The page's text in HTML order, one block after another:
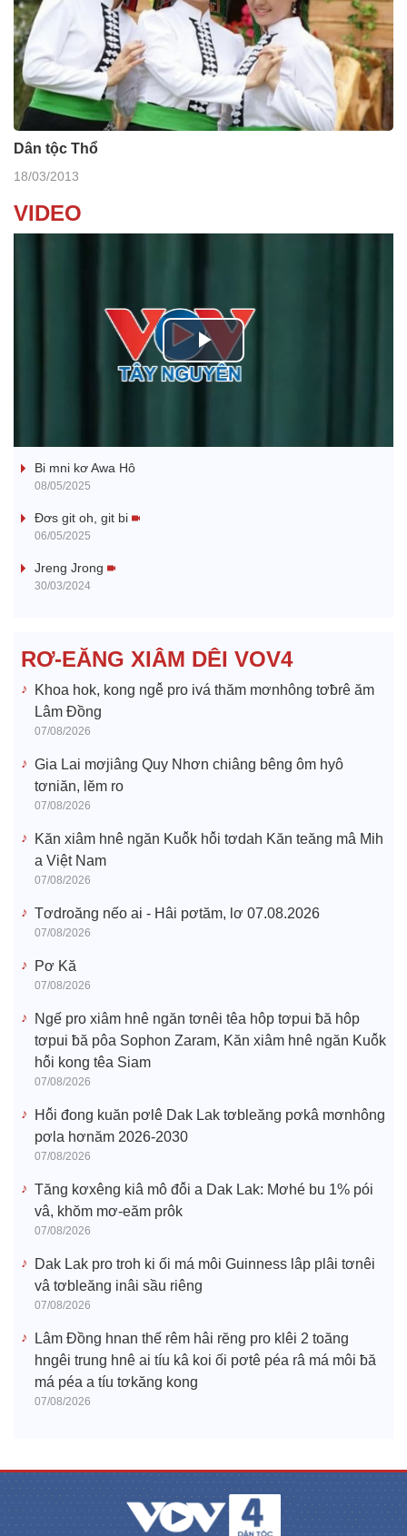
Dân tộc Thổ
18/03/2013
VIDEO
P
a
e
o
Bi mni kơ Awa Hô
08/05/2025
Đơs git oh, git bi
06/05/2025
Jreng Jrong
30/03/2024
RƠ-EĂNG XIÂM DÊI VOV4
Khoa hok, kong ngê̆ pro ivá thăm mơnhông tơƀrê ăm
Lâm Đồng
07/08/2026
Gia Lai mơjiâng Quy Nhơn chiâng bêng ôm hyô
tơniăn, lĕm ro
07/08/2026
Kăn xiâm hnê ngăn Kuô̆k hô̆i tơdah Kăn teăng mâ Mih
a Việt Nam
07/08/2026
Tơdroăng nếo ai - Hâi pơtăm, lơ 07.08.2026
07/08/2026
Pơ Kă
07/08/2026
Ngế pro xiâm hnê ngăn tơnêi têa hôp tơpui ƀă hôp
tơpui ƀă pôa Sophon Zaram, Kăn xiâm hnê ngăn Kuô̆k
hô̆i kong têa Siam
07/08/2026
Hô̆i đong kuăn pơlê Dak Lak tơbleăng pơkâ mơnhông
pơla hơnăm 2026-2030
07/08/2026
Tăng kơxêng kiâ mô đô̆i a Dak Lak: Mơhé bu 1% pói
vâ, khŏm mơ-eăm prôk
07/08/2026
Dak Lak pro troh ki ối má môi Guinness lâp plâi tơnêi
vâ tơbleăng inâi sầu riêng
07/08/2026
Lâm Đồng hnan thế rêm hâi rĕng pro klêi 2 toăng
hngêi trung hnê ai tíu kâ koi ối pơtê péa râ má môi ƀă
má péa a tíu tơkăng kong
07/08/2026